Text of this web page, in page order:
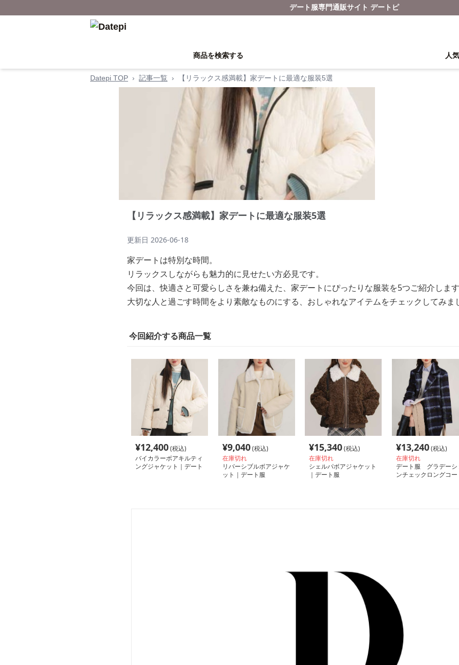
デート服専門通販サイト デートピ
商品を検索する 人
Datepi TOP › 記事一覧 › 【リラックス感満載】家デートに最適な服装5選
【リラックス感満載】家デートに最適な服装5選
更新日 2026-06-18
家デートは特別な時間。
リラックスしながらも魅力的に見せたい方必見です。
今回は、快適さと可愛らしさを兼ね備えた、家デートにぴったりな服装を5つご紹介しま
大切な人と過ごす時間をより素敵なものにする、おしゃれなアイテムをチェックしてみま
今回紹介する商品一覧
¥12,400(税込)
バイカラーボアキルティ
ングジャケット｜デート
¥9,040(税込)
在庫切れ
リバーシブルボアジャケ
ット｜デート服
¥15,340(税込)
在庫切れ
シェルパボアジャケット
｜デート服
¥13,240(税込)
在庫切れ
デート服 グラデーシ
ンチェックロングコー